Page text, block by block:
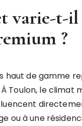
varie-t-
?
haut de gamme
Toulon, le
ou à une